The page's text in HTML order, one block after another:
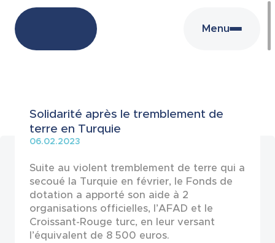
Menu
Actualités
Solidarité après le tremblement de
terre en Turquie
06.02.2023
Suite au violent tremblement de terre qui a
secoué la Turquie en février, le Fonds de
dotation a apporté son aide à 2
organisations officielles, l’AFAD et le
Croissant-Rouge turc, en leur versant
l’équivalent de 8 500 euros.